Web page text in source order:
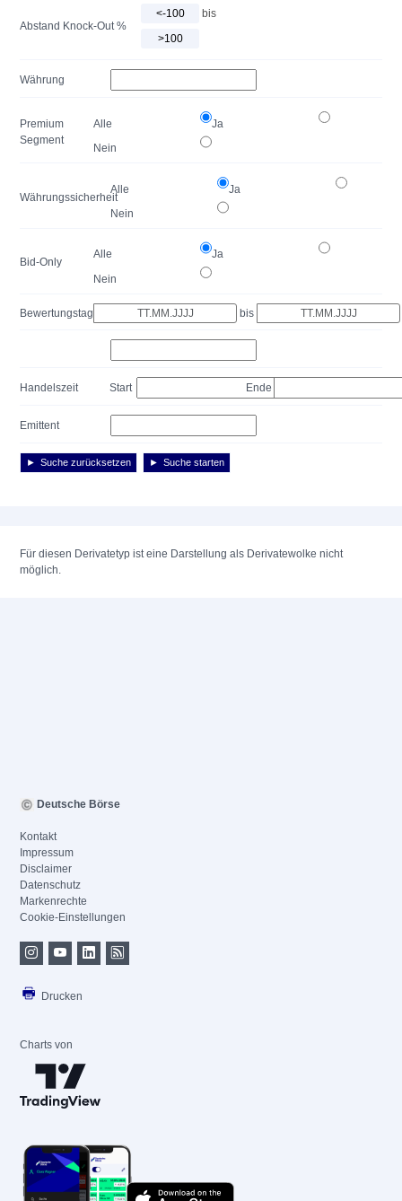
Abstand Knock-Out %
bis
Währung
Premium
Segment
Alle
Ja
Nein
Währungssicherheit
Alle
Ja
Nein
Bid-Only
Alle
Ja
Nein
Bewertungstag bis
Handelszeit Start Ende
Emittent
Suche zurücksetzen Suche starten
Für diesen Derivatetyp ist eine Darstellung als Derivatewolke nicht
möglich.
Deutsche Börse
Kontakt
Impressum
Disclaimer
Datenschutz
Markenrechte
Cookie-Einstellungen
Drucken
Charts von